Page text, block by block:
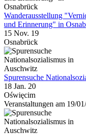
Wanderausstellung
und Erinnerung" in
15 Nov. 19
Osnabrück
Spurensuche
18 Jan. 20
Oświęcim
Veranstaltungen am 19/